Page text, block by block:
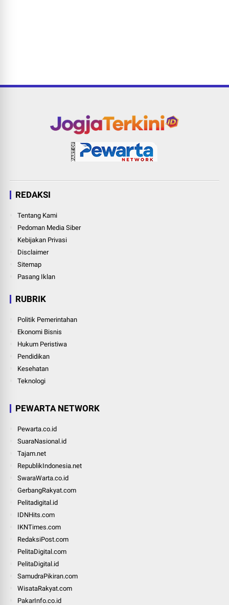
REDAKSI
Tentang Kami
Pedoman Media Siber
Kebijakan Privasi
Disclaimer
Sitemap
Pasang Iklan
RUBRIK
Politik Pemerintahan
Ekonomi Bisnis
Hukum Peristiwa
Pendidikan
Kesehatan
Teknologi
PEWARTA NETWORK
Pewarta.co.id
SuaraNasional.id
Tajam.net
RepublikIndonesia.net
SwaraWarta.co.id
GerbangRakyat.com
Pelitadigital.id
IDNHits.com
IKNTimes.com
RedaksiPost.com
PelitaDigital.com
PelitaDigital.id
SamudraPikiran.com
WisataRakyat.com
PakarInfo.co.id